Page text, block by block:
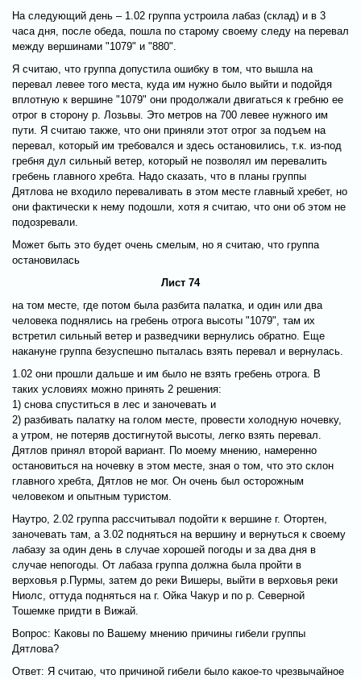
На следующий день – 1.02 группа устроила лабаз (склад) и в 3
часа дня, после обеда, пошла по старому своему следу на перевал
между вершинами "1079" и "880".
Я считаю, что группа допустила ошибку в том, что вышла на
перевал левее того места, куда им нужно было выйти и подойдя
вплотную к вершине "1079" они продолжали двигаться к гребню ее
отрог в сторону р. Лозьвы. Это метров на 700 левее нужного им
пути. Я считаю также, что они приняли этот отрог за подъем на
перевал, который им требовался и здесь остановились, т.к. из-под
гребня дул сильный ветер, который не позволял им перевалить
гребень главного хребта. Надо сказать, что в планы группы
Дятлова не входило переваливать в этом месте главный хребет, но
они фактически к нему подошли, хотя я считаю, что они об этом не
подозревали.
Может быть это будет очень смелым, но я считаю, что группа
остановилась
Лист 74
на том месте, где потом была разбита палатка, и один или два
человека поднялись на гребень отрога высоты "1079", там их
встретил сильный ветер и разведчики вернулись обратно. Еще
накануне группа безуспешно пыталась взять перевал и вернулась.
1.02 они прошли дальше и им было не взять гребень отрога. В
таких условиях можно принять 2 решения:
1) снова спуститься в лес и заночевать и
2) разбивать палатку на голом месте, провести холодную ночевку,
а утром, не потеряв достигнутой высоты, легко взять перевал.
Дятлов принял второй вариант. По моему мнению, намеренно
остановиться на ночевку в этом месте, зная о том, что это склон
главного хребта, Дятлов не мог. Он очень был осторожным
человеком и опытным туристом.
Наутро, 2.02 группа рассчитывал подойти к вершине г. Отортен,
заночевать там, а 3.02 подняться на вершину и вернуться к своему
лабазу за один день в случае хорошей погоды и за два дня в
случае непогоды. От лабаза группа должна была пройти в
верховья р.Пурмы, затем до реки Вишеры, выйти в верховья реки
Ниолс, оттуда подняться на г. Ойка Чакур и по р. Северной
Тошемке придти в Вижай.
Вопрос: Каковы по Вашему мнению причины гибели группы
Дятлова?
Ответ: Я считаю, что причиной гибели было какое-то чрезвычайное